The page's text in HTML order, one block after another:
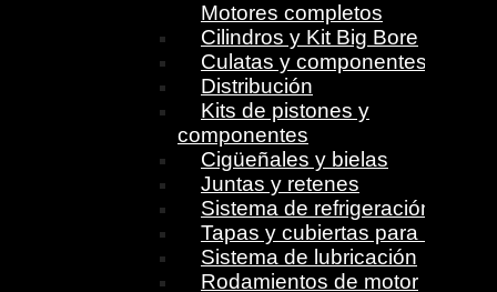
Motores completos
Cilindros y Kit Big Bore
Culatas y componentes
Distribución
Kits de pistones y
componentes
Cigüeñales y bielas
Juntas y retenes
Sistema de refrigeración
Tapas y cubiertas para motor
Sistema de lubricación
Rodamientos de motor